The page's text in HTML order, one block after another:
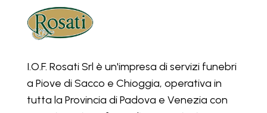
I.O.F. Rosati Srl è un'impresa di servizi funebri
a Piove di Sacco e Chioggia, operativa in
tutta la Provincia di Padova e Venezia con